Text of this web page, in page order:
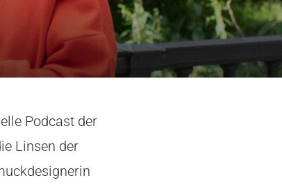
Podcast der
Linsen der